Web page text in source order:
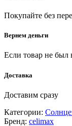
Покупайте без
Вернем деньги
Если товар не был
Доставка
Доставим сразу
Категории:
Бренд: celimax